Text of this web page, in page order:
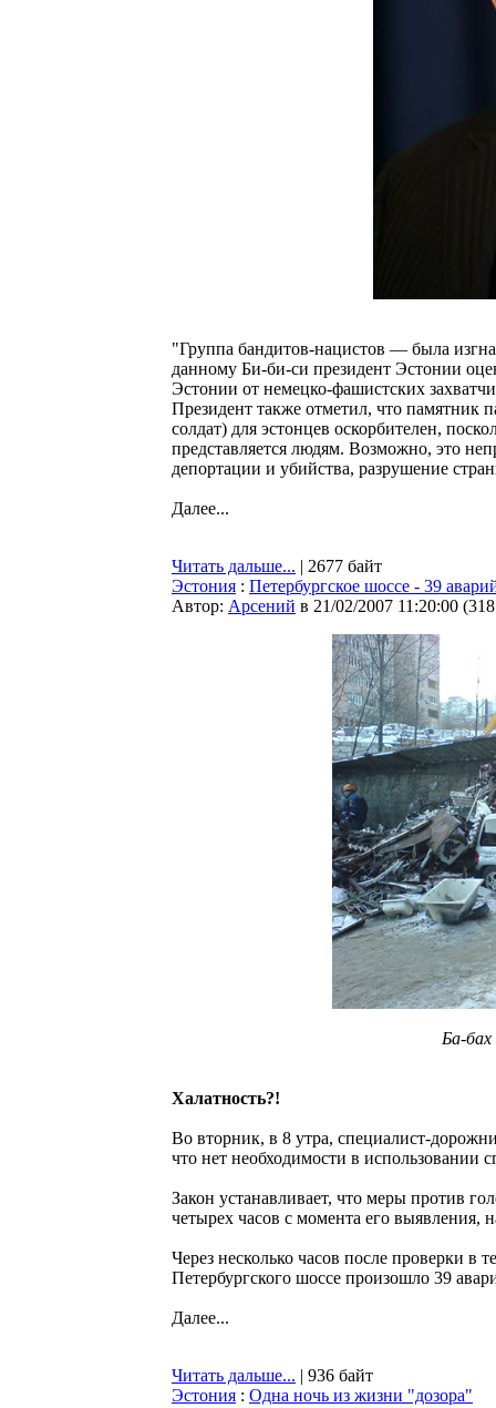
"Группа бандитов-нацистов — была
данному Би-би-си президент Эстонии
Эстонии от немецко-фашистских
Президент также отметил, что
солдат) для эстонцев оскорбителен,
представляется людям. Возможно, это
депортации и убийства, разрушение
Далее...
Читать дальше... | 2677 байт
Эстония : Петербургское шоссе - 39
Автор: Арсений в 21/02/2007 11:20:00 (
Ба-бах
Халатность?!
Во вторник, в 8 утра, специалист-
что нет необходимости в использовании
Закон устанавливает, что меры против
четырех часов с момента его
Через несколько часов после проверки в
Петербургского шоссе произошло 39
Далее...
Читать дальше... | 936 байт
Эстония : Одна ночь из жизни "дозора"